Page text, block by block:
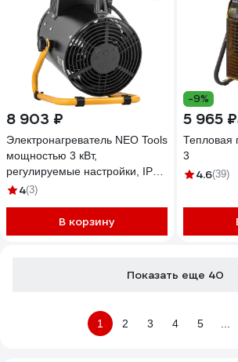
8 903 ₽
Электронагреватель NEO Tools
мощностью 3 кВт,
регулируемые настройки, IPX4
90-068
4(3)
В корзину
-9%
5 965 ₽
Тепловая
3
4.6(39)
Показать еще 40
1 2 3 4 5